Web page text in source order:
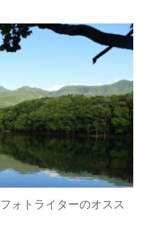
ォトライターのオスス